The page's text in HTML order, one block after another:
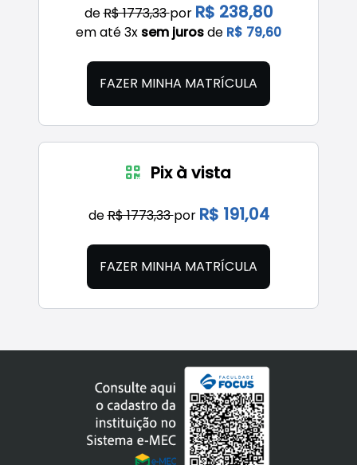
deR$ 1773,33por R$ 238,80
em até 3x sem jurosde R$ 79,60
FAZER MINHA MATRÍCULA
Pix à vista
deR$ 1773,33por R$ 191,04
FAZER MINHA MATRÍCULA